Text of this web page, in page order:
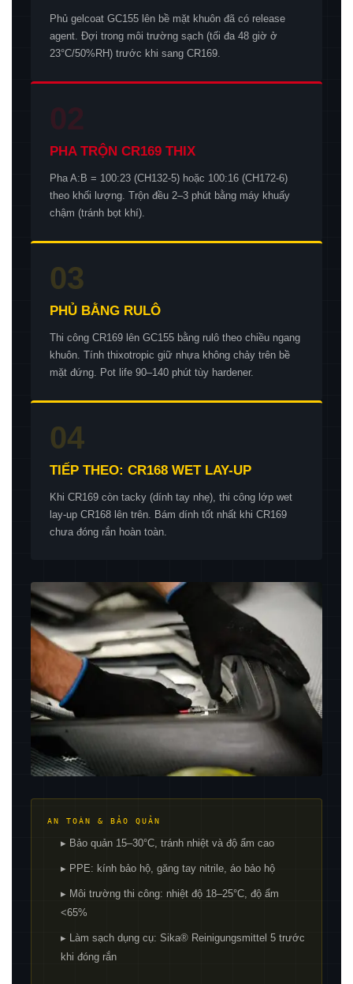
Phủ gelcoat GC155 lên bề mặt khuôn đã có release
agent. Đợi trong môi trường sạch (tối đa 48 giờ ở
23°C/50%RH) trước khi sang CR169.
02
PHA TRỘN CR169 THIX
Pha A:B = 100:23 (CH132-5) hoặc 100:16 (CH172-6)
theo khối lượng. Trộn đều 2–3 phút bằng máy khuấy
chậm (tránh bọt khí).
03
PHỦ BẰNG RULÔ
Thi công CR169 lên GC155 bằng rulô theo chiều ngang
khuôn. Tính thixotropic giữ nhựa không chảy trên bề
mặt đứng. Pot life 90–140 phút tùy hardener.
04
TIẾP THEO: CR168 WET LAY-UP
Khi CR169 còn tacky (dính tay nhẹ), thi công lớp wet
lay-up CR168 lên trên. Bám dính tốt nhất khi CR169
chưa đóng rắn hoàn toàn.
AN TOÀN & BẢO QUẢN
▸ Bảo quản 15–30°C, tránh nhiệt và độ ẩm cao
▸ PPE: kính bảo hộ, găng tay nitrile, áo bảo hộ
▸ Môi trường thi công: nhiệt độ 18–25°C, độ ẩm
<65%
▸ Làm sạch dụng cụ: Sika® Reinigungsmittel 5 trước
khi đóng rắn